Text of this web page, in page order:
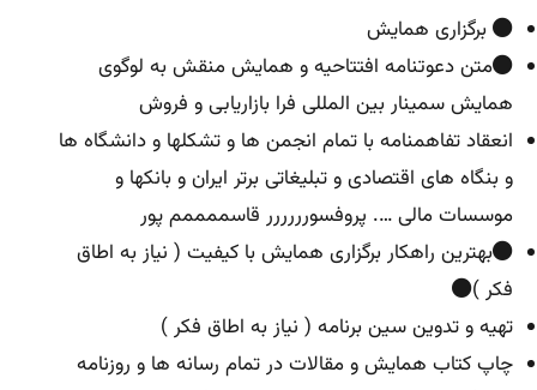
برگزاری همایش
متن دعوتنامه افتتاحیه و همایش منقش به لوگوی
همایش سمینار بین المللی فرا بازاریابی و فروش
انعقاد تفاهمنامه با تمام انجمن ها و تشکلها و دانشگاه ها
و بنگاه های اقتصادی و تبلیغاتی برتر ایران و بانکها و
موسسات مالی …. پروفسورررررر قاسممممم پور
بهترین راهکار برگزاری همایش با کیفیت ( نیاز به اطاق
فکر )
تهیه و تدوین سین برنامه ( نیاز به اطاق فکر )
چاپ کتاب همایش و مقالات در تمام رسانه ها و روزنامه